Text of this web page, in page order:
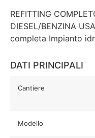
REFITTING
DIESEL/BENZINA
completa Impianto
DATI PRINCIPALI
Cantiere
Modello